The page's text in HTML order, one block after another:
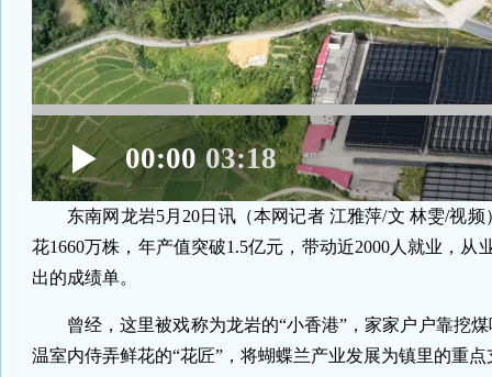
00:00 03:18
东南网龙岩5月20日讯（本网记者 江雅萍/文 林雯/视
花1660万株，年产值突破1.5亿元，带动近2000人就业，
出的成绩单。
曾经，这里被戏称为龙岩的“小香港”，家家户户靠挖
温室内侍弄鲜花的“花匠”，将蝴蝶兰产业发展为镇里的重